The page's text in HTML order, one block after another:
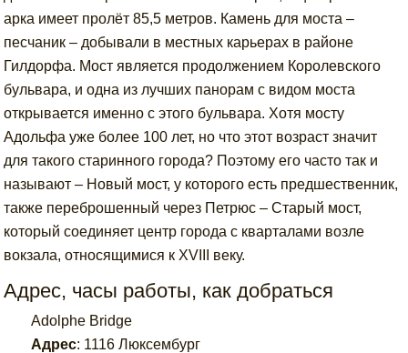
арка имеет пролёт 85,5 метров. Камень для моста –
песчаник – добывали в местных карьерах в районе
Гилдорфа. Мост является продолжением Королевского
бульвара, и одна из лучших панорам с видом моста
открывается именно с этого бульвара. Хотя мосту
Адольфа уже более 100 лет, но что этот возраст значит
для такого старинного города? Поэтому его часто так и
называют – Новый мост, у которого есть предшественник,
также переброшенный через Петрюс – Старый мост,
который соединяет центр города с кварталами возле
вокзала, относящимися к XVIII веку.
Адрес, часы работы, как добраться
Adolphe Bridge
Адрес: 1116 Люксембург